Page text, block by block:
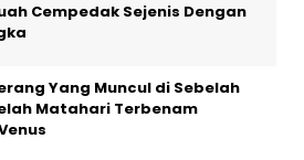
Cempedak Sejenis Dengan
Yang Muncul di Sebelah
Matahari Terbenam